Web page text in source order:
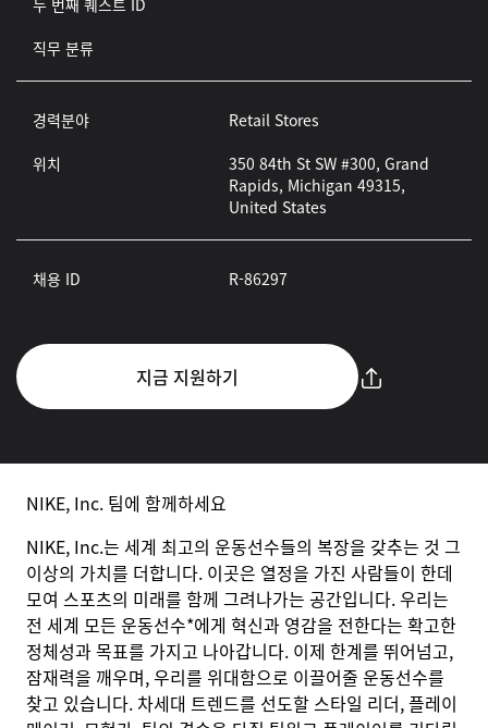
두 번째 퀘스트 ID
직무 분류
경력분야
Retail Stores
위치
350 84th St SW #300, Grand
Rapids, Michigan 49315,
United States
채용 ID R-86297
지금 지원하기
NIKE, Inc. 팀에 함께하세요
NIKE, Inc.는 세계 최고의 운동선수들의 복장을 갖추는 것 그
이상의 가치를 더합니다. 이곳은 열정을 가진 사람들이 한데
모여 스포츠의 미래를 함께 그려나가는 공간입니다. 우리는
전 세계 모든 운동선수*에게 혁신과 영감을 전한다는 확고한
정체성과 목표를 가지고 나아갑니다. 이제 한계를 뛰어넘고,
잠재력을 깨우며, 우리를 위대함으로 이끌어줄 운동선수를
찾고 있습니다. 차세대 트렌드를 선도할 스타일 리더, 플레이